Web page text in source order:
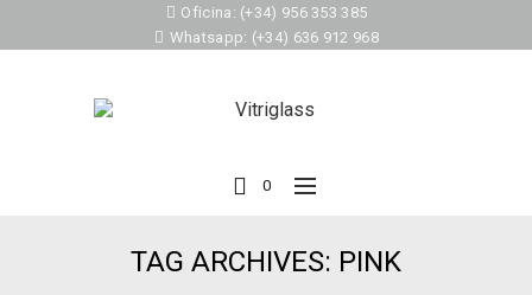
Oficina: (+34) 956 353 385
Whatsapp: (+34) 636 912 968
0
TAG ARCHIVES: PINK